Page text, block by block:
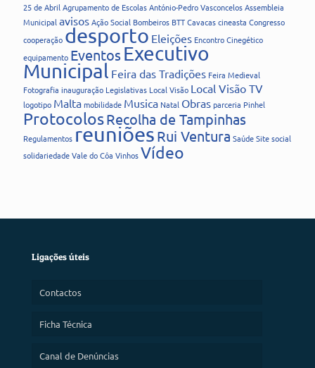
25 de Abril Agrupamento de EscolasAntónio-Pedro VasconcelosAssembleia
Municipal avisosAção Social Bombeiros BTTCavacascineasta Congresso
cooperação desporto Eleições Encontro Cinegético
equipamento Eventos Executivo
Municipal Feira das Tradições Feira Medieval
Fotografia inauguração Legislativas Local Visão Local Visão TV
logotipo Maltamobilidade Musica Natal Obrasparceria Pinhel
ProtocolosRecolha de Tampinhas
Regulamentos reuniões Rui Ventura SaúdeSitesocial
solidariedadeVale do Côa VinhosVídeo
Ligações úteis
Contactos
Ficha Técnica
Canal de Denúncias